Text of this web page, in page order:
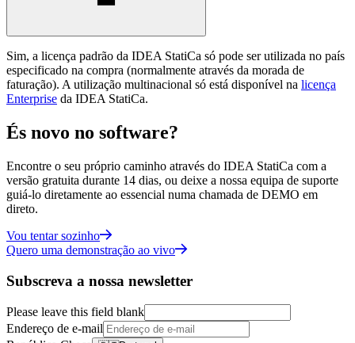
Sim, a licença padrão da IDEA StatiCa só pode ser utilizada no país
especificado na compra (normalmente através da morada de
faturação). A utilização multinacional só está disponível na licença
Enterprise da IDEA StatiCa.
És novo no software?
Encontre o seu próprio caminho através do IDEA StatiCa com a
versão gratuita durante 14 dias, ou deixe a nossa equipa de suporte
guiá-lo diretamente ao essencial numa chamada de DEMO em
direto.
Vou tentar sozinho
Quero uma demonstração ao vivo
Subscreva a nossa newsletter
Please leave this field blank
Endereço de e-mail